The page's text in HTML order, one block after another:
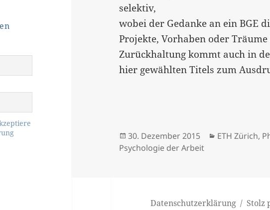
selektiv,
wobei der Gedanke an ein BGE
Projekte, Vorhaben oder
Zurückhaltung kommt auch in
hier gewählten Titels zum
Veröffentlicht
am
30. Dezember 2015 Kategorien
ETH Zürich,
Psychologie der Arbeit
Datenschutzerklärung Stolz